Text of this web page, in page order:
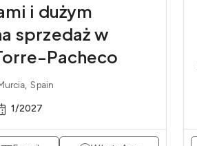
i dużym
sprzedaż w
Pacheco
Spain
1/2027